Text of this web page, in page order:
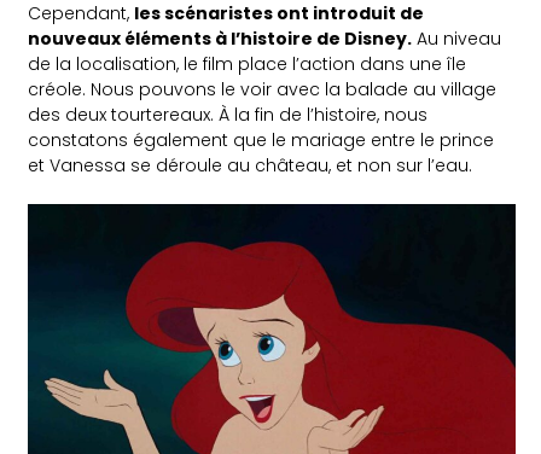
Cependant, les scénaristes ont introduit de
nouveaux éléments à l’histoire de Disney. Au niveau
de la localisation, le film place l’action dans une île
créole. Nous pouvons le voir avec la balade au village
des deux tourtereaux. À la fin de l’histoire, nous
constatons également que le mariage entre le prince
et Vanessa se déroule au château, et non sur l’eau.